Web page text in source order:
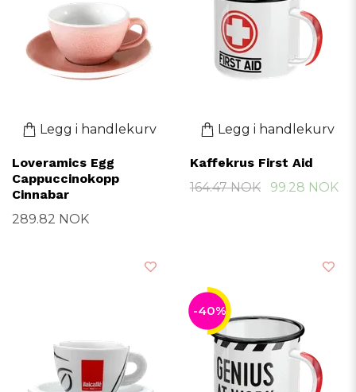
Legg i handlekurv
Loveramics Egg
Cappuccinokopp
Cinnabar
289.82 NOK
Legg i handlekurv
Kaffekrus First Aid
164.47 NOK
99.28 NOK
-40%